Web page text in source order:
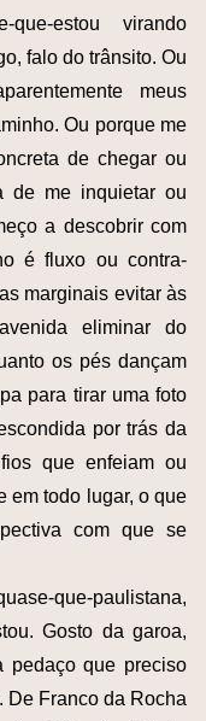
que-estou virando
falo do trânsito. Ou
meus
Ou porque me
de chegar ou
de me inquietar ou
a descobrir com
é fluxo ou contra-
marginais evitar às
eliminar do
os pés dançam
para tirar uma foto
por trás da
que enfeiam ou
em todo lugar, o que
com que se
que-paulistana,
Gosto da garoa,
pedaço que preciso
De Franco da Rocha